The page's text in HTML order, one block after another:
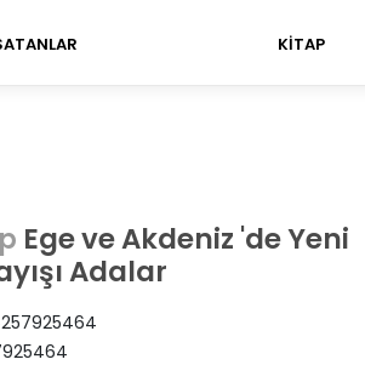
KİTAP
Ege ve Akdeniz 'de Yeni
Adalar